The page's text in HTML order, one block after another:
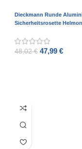
Dieckmann Runde
Sicherheitsrosette
48,02€ 47,99 €